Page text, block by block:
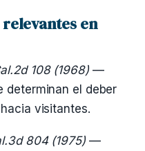
en
108 (1968)—
determinan el deber
visitantes.
804 (1975)—